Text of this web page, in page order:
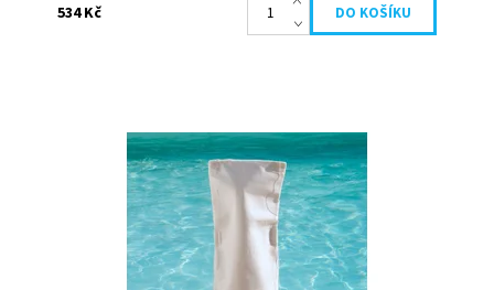
534 Kč
Filtrační vak pro udržení čistoty vody Vašeho bazénu
Vhodný pro všechny filtrační skupiny mimo Gr.I 110.
Filtrační sáček 15 mikronů má...
Dostupnost:
Skladem
19694
Desjoyaux